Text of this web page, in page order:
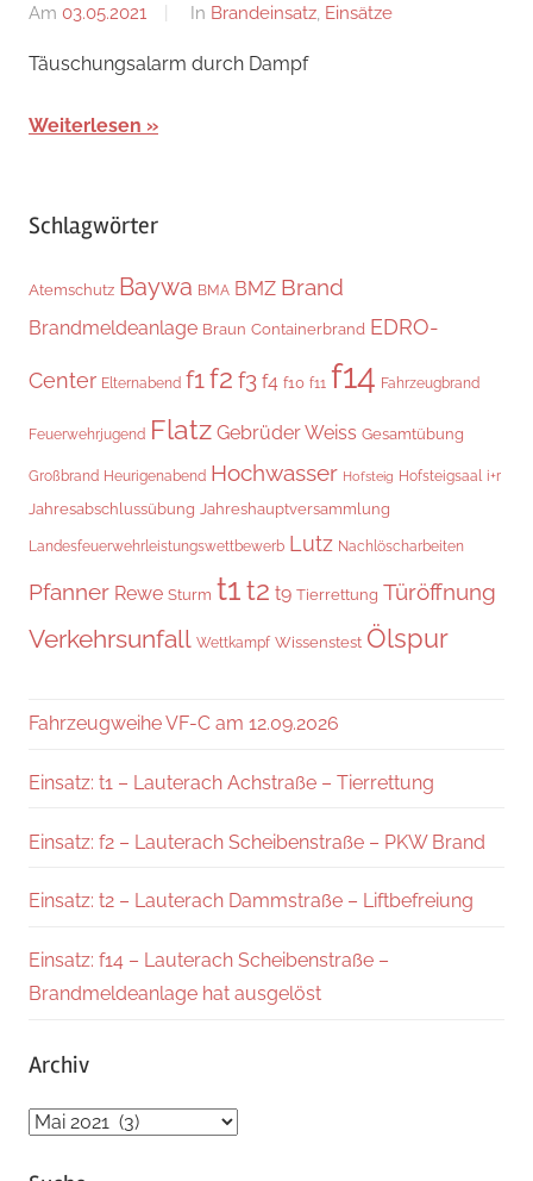
Am 03.05.2021
Von
In Brandeinsatz, Einsätze
Täuschungsalarm durch Dampf
Weiterlesen
Schlagwörter
Atemschutz Baywa BMA BMZ Brand
Brandmeldeanlage Braun Containerbrand EDRO-
Center Elternabend f1f2 f3 f4 f10 f11 f14 Fahrzeugbrand
Feuerwehrjugend Flatz Gebrüder Weiss Gesamtübung
Großbrand Heurigenabend Hochwasser Hofsteig Hofsteigsaal i+r
Jahresabschlussübung Jahreshauptversammlung
Landesfeuerwehrleistungswettbewerb Lutz Nachlöscharbeiten
Pfanner Rewe Sturm t1t2 t9 Tierrettung Türöffnung
Verkehrsunfall Wettkampf Wissenstest Ölspur
Fahrzeugweihe VF-C am 12.09.2026
Einsatz: t1 – Lauterach Achstraße – Tierrettung
Einsatz: f2 – Lauterach Scheibenstraße – PKW Brand
Einsatz: t2 – Lauterach Dammstraße – Liftbefreiung
Einsatz: f14 – Lauterach Scheibenstraße –
Brandmeldeanlage hat ausgelöst
Archiv
Archiv